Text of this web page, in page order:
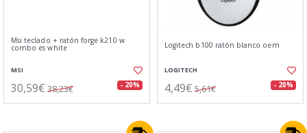
Msi teclado + ratón forge k210 w
combo es white
MSI
30,59€ 38,23€ - 20%
Logitech b100 ratón blanco oem
LOGITECH
4,49€ 5,61€ - 20%